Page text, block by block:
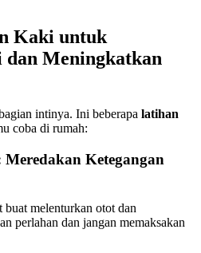
Kaki untuk
Meningkatkan
intinya. Ini beberapa latihan
coba di rumah:
Ketegangan
buat melenturkan otot dan
perlahan dan jangan memaksakan